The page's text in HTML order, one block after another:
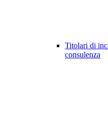
Titolari di
consulenza